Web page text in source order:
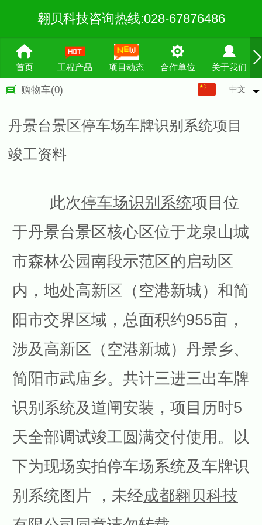
翱贝科技咨询热线:028-67876486
首页 工程产品 项目动态 合作单位 关于我们
购物车(0) 中文
丹景台景区停车场车牌识别系统项目
竣工资料
此次停车场识别系统项目位
于丹景台景区核心区位于龙泉山城
市森林公园南段示范区的启动区
内，地处高新区（空港新城）和简
阳市交界区域，总面积约955亩，
涉及高新区（空港新城）丹景乡、
简阳市武庙乡。共计三进三出车牌
识别系统及道闸安装，项目历时5
天全部调试竣工圆满交付使用。以
下为现场实拍停车场系统及车牌识
别系统图片 ，未经成都翱贝科技